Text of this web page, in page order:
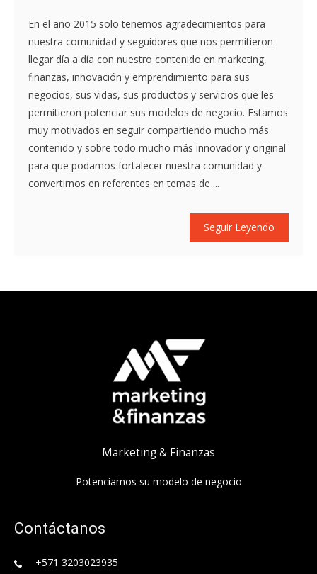
En el año 2015 solo tenemos agradecimientos para
nuestra comunidad y seguidores que nos permitieron
llegar día a día con nuestro contenido en marketing,
finanzas, innovación y emprendimiento para sus
negocios, sus vidas, sus productos y servicios que les
permitieron potenciar sus modelos de negocio. Estamos
muy motivados en seguir compartiendo mucho más
contenido y sobre todo mucho más innovador y original
para que podamos fortalecer nuestra comunidad y
convertirnos en referentes en temas de ...
Seguir Leyendo
Marketing & Finanzas
Potenciamos su modelo de negocio
Contáctanos
+571 3203023935